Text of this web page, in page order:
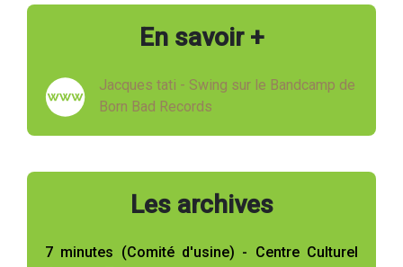
En savoir +
Jacques tati - Swing sur le Bandcamp de
Born Bad Records
Les archives
7 minutes (Comité d'usine) - Centre Culturel